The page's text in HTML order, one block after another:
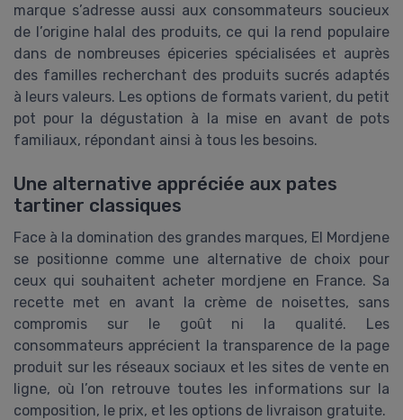
marque s’adresse aussi aux consommateurs soucieux
de l’origine halal des produits, ce qui la rend populaire
dans de nombreuses épiceries spécialisées et auprès
des familles recherchant des produits sucrés adaptés
à leurs valeurs. Les options de formats varient, du petit
pot pour la dégustation à la mise en avant de pots
familiaux, répondant ainsi à tous les besoins.
Une alternative appréciée aux pates
tartiner classiques
Face à la domination des grandes marques, El Mordjene
se positionne comme une alternative de choix pour
ceux qui souhaitent acheter mordjene en France. Sa
recette met en avant la crème de noisettes, sans
compromis sur le goût ni la qualité. Les
consommateurs apprécient la transparence de la page
produit sur les réseaux sociaux et les sites de vente en
ligne, où l’on retrouve toutes les informations sur la
composition, le prix, et les options de livraison gratuite.